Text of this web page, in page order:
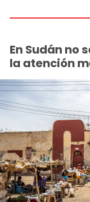
En Sudán no
la atención